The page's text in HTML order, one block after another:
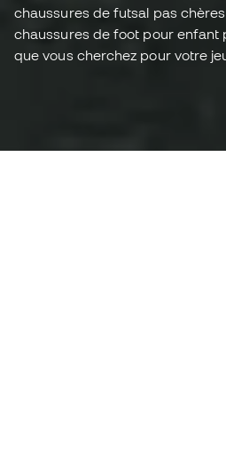
chaussures de futsal pas
chaussures de foot pour enfant
que vous cherchez pour votre